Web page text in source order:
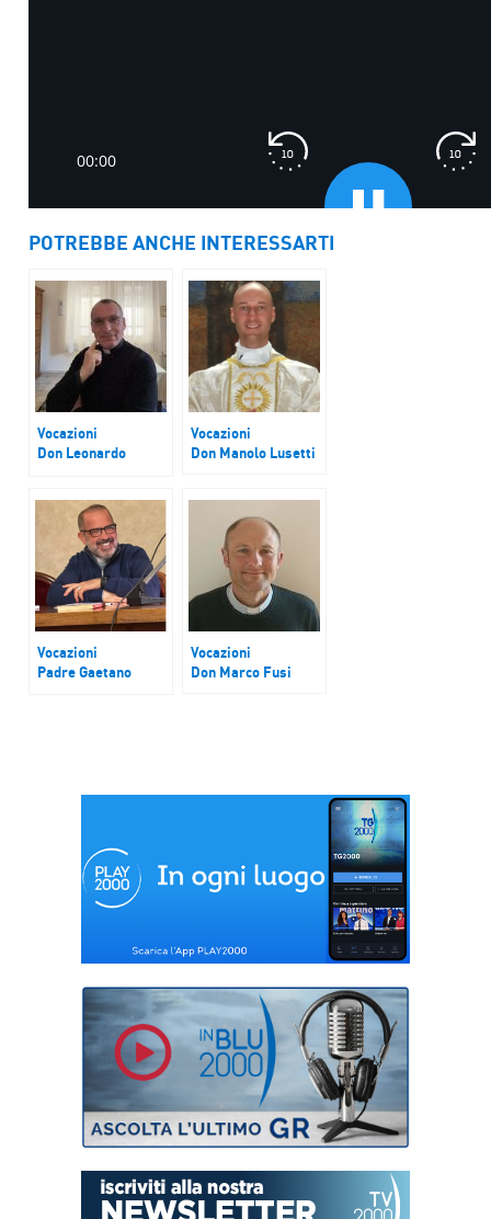
POTREBBE ANCHE INTERESSARTI
Vocazioni
Don Leonardo
Vocazioni
Don Manolo Lusetti
Vocazioni
Padre Gaetano
Vocazioni
Don Marco Fusi